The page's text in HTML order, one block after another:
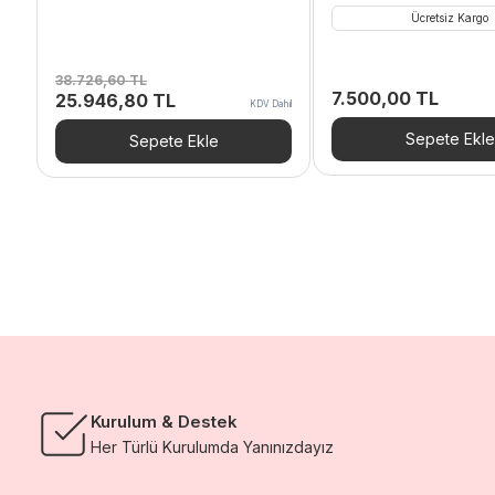
38.726,60TL
Orijinal
fiyat:
38.726,60 TL.
25.946,80 TL
andaki
fiyat:
25.946,80 TL.
KDV Dahil
Sepete Ekle
Ücretsiz Kargo
7.500,00 TL
Sepete Ekle
Kurulum & Destek
Her Türlü Kurulumda Yanınızdayız